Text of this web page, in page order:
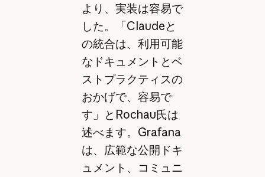
より、実装は容易で
した。「Claudeと
の統合は、利用可能
なドキュメントとベ
ストプラクティスの
おかげで、容易で
す」とRochau氏は
述べます。Grafana
は、広範な公開ドキ
ュメント、コミュニ